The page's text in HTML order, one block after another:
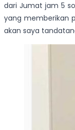
dari Jumat jam 5
yang memberikan
akan saya